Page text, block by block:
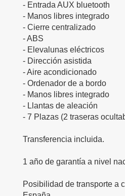
- Entrada AUX bluetooth
- Manos libres integrado
- Cierre centralizado
- ABS
- Elevalunas eléctricos
- Dirección asistida
- Aire acondicionado
- Ordenador de a bordo
- Manos libres integrado
- Llantas de aleación
- 7 Plazas (2 traseras
Transferencia incluida.
1 año de garantía a nivel
Posibilidad de transporte a